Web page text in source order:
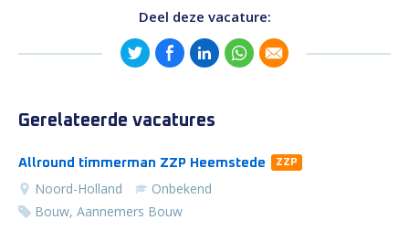
Deel deze vacature:
Gerelateerde vacatures
Allround timmerman ZZP Heemstede ZZP
Noord-Holland
Onbekend
Bouw, Aannemers Bouw